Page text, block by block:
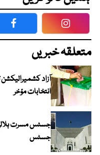
Facebook
متعلقہ خبریں
آزاد
انتخابات مؤخر
جسٹس مسرت ہلالی
جسٹس